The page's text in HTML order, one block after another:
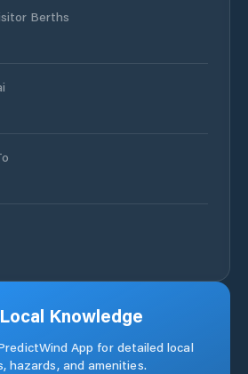
Berths
Knowledge
App for detailed local
hazards, and amenities.